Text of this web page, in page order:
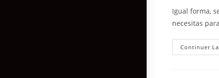
Igual forma,
necesitas
Continuer